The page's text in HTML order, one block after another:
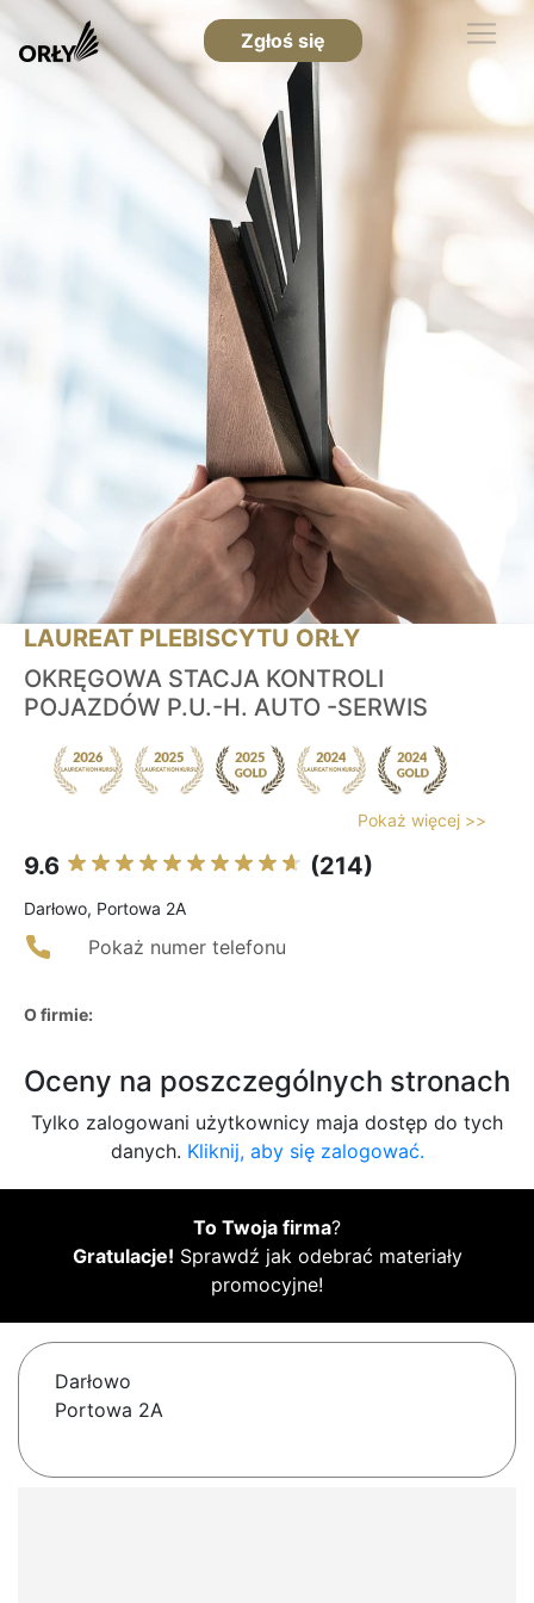
Zgłoś się
LAUREAT PLEBISCYTU ORŁY
OKRĘGOWA STACJA KONTROLI
POJAZDÓW P.U.-H. AUTO -SERWIS
Pokaż więcej >>
9.6 (214)
Darłowo, Portowa 2A
Pokaż numer telefonu
O firmie:
Oceny na poszczególnych stronach
Tylko zalogowani użytkownicy maja dostęp do tych
danych. Kliknij, aby się zalogować.
To Twoja firma?
Gratulacje! Sprawdź jak odebrać materiały
promocyjne!
Darłowo
Portowa 2A